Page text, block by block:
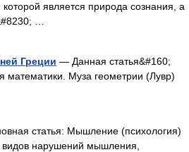
является природа сознания, а
…
Греции — Данная статья&#160;
математики. Муза геометрии (Лувр)
статья: Мышление (психология)
видов нарушений мышления,